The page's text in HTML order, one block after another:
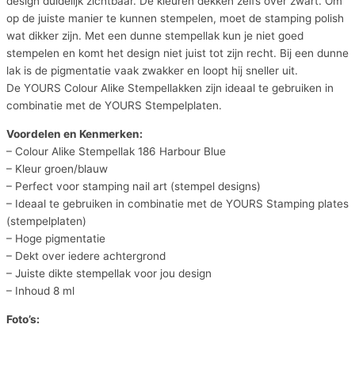
op de juiste manier te kunnen stempelen, moet de stamping polish
wat dikker zijn. Met een dunne stempellak kun je niet goed
stempelen en komt het design niet juist tot zijn recht. Bij een dunne
lak is de pigmentatie vaak zwakker en loopt hij sneller uit.
De YOURS Colour Alike Stempellakken zijn ideaal te gebruiken in
combinatie met de YOURS Stempelplaten.
Voordelen en Kenmerken:
– Colour Alike Stempellak 186 Harbour Blue
– Kleur groen/blauw
– Perfect voor stamping nail art (stempel designs)
– Ideaal te gebruiken in combinatie met de YOURS Stamping plates
(stempelplaten)
– Hoge pigmentatie
– Dekt over iedere achtergrond
– Juiste dikte stempellak voor jou design
– Inhoud 8 ml
Foto’s: